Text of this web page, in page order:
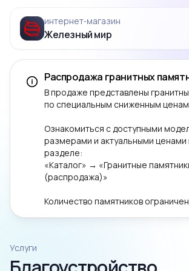
интернет‑магазин
Железный мир
Распродажа гранитных
В продаже представлены
по специальным сниженным
Ознакомиться с доступными
размерами и актуальными
разделе:
«Каталог» → «Гранитные
(распродажа)»
Количество памятников
Услуги